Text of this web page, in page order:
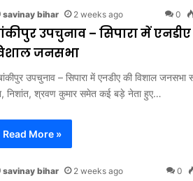
savinay bihar 2 weeks ago 0
उपचुनाव – सिपारा में
जनसभा
उपचुनाव – सिपारा में एनडीए की विशाल
निशांत, श्रवण कुमार समेत कई बड़े नेता हुए…
Read More »
savinay bihar 2 weeks ago 0